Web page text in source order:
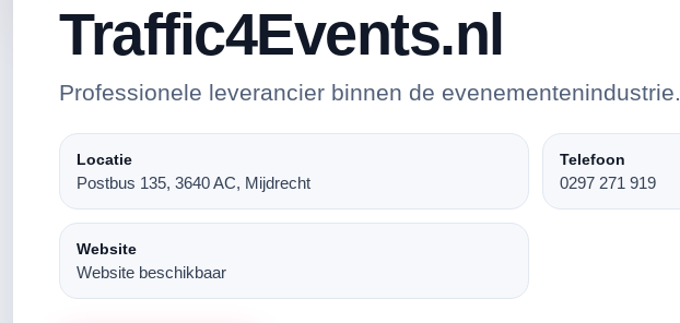
Traffic4Events.nl
Professionele leverancier binnen de evenementenindustrie.
Locatie
Postbus 135, 3640 AC, Mijdrecht
Telefoon
0297 271 919
Website
Website beschikbaar